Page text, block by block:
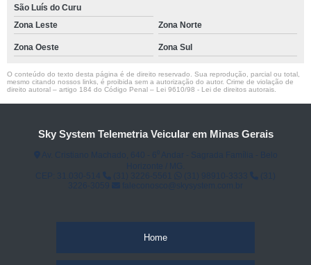
São Luís do Curu
Zona Leste
Zona Norte
Zona Oeste Zona Sul
O conteúdo do texto desta página é de direito reservado. Sua reprodução, parcial ou total,
mesmo citando nossos links, é proibida sem a autorização do autor. Crime de violação de
direito autoral – artigo 184 do Código Penal – Lei 9610/98 - Lei de direitos autorais
Sky System Telemetria Veicular em Minas Gerais
Home